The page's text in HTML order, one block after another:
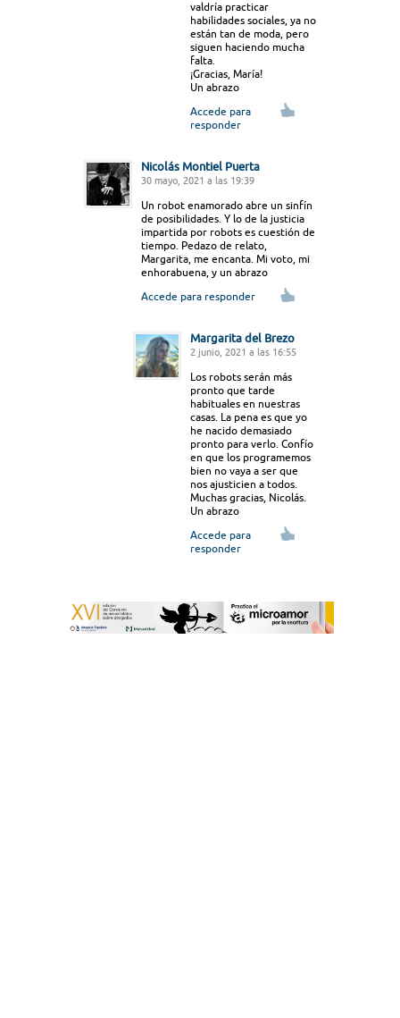
valdría practicar
habilidades sociales, ya no
están tan de moda, pero
siguen haciendo mucha
falta.
¡Gracias, María!
Un abrazo
Accede para
responder
Nicolás Montiel Puerta
30 mayo, 2021 a las 19:39
Un robot enamorado abre un sinfín
de posibilidades. Y lo de la justicia
impartida por robots es cuestión de
tiempo. Pedazo de relato,
Margarita, me encanta. Mi voto, mi
enhorabuena, y un abrazo
Accede para responder
Margarita del Brezo
2 junio, 2021 a las 16:55
Los robots serán más
pronto que tarde
habituales en nuestras
casas. La pena es que yo
he nacido demasiado
pronto para verlo. Confío
en que los programemos
bien no vaya a ser que
nos ajusticien a todos.
Muchas gracias, Nicolás.
Un abrazo
Accede para
responder